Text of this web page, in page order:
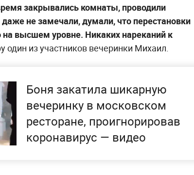
закрывались комнаты, проводили
не замечали, думали, что перестановки
на высшем уровне. Никаких нареканий к
один из участников вечеринки Михаил.
Боня закатила шикарную
вечеринку в московском
ресторане, проигнорировав
коронавирус — видео